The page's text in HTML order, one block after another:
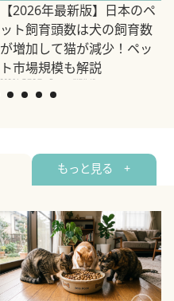
【2026年最新版】日本のペ
ット飼育頭数は犬の飼育数
が増加して猫が減少！ペッ
ト市場規模も解説
2026年7月3日 By equall編集部
もっと見る +